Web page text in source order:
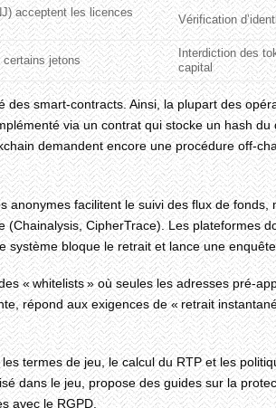
acceptent les licences
Vérification
jetons
Interdiction des
capital
des smart‑contracts. Ainsi, la plupart des
via un contrat qui stocke un hash
demandent encore une procédure
anonymes facilitent le suivi des flux de
CipherTrace). Les plateformes
système bloque le retrait et lance une
« whitelists » où seules les adresses
répond aux exigences de « retrait
termes de jeu, le calcul du RTP et les
dans le jeu, propose des guides sur la
avec le RGPD.